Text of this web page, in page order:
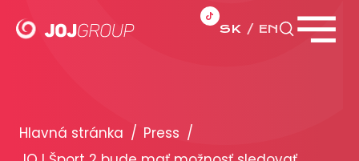
SK EN
Brandy
Produkty
Hlavná stránka / Press /